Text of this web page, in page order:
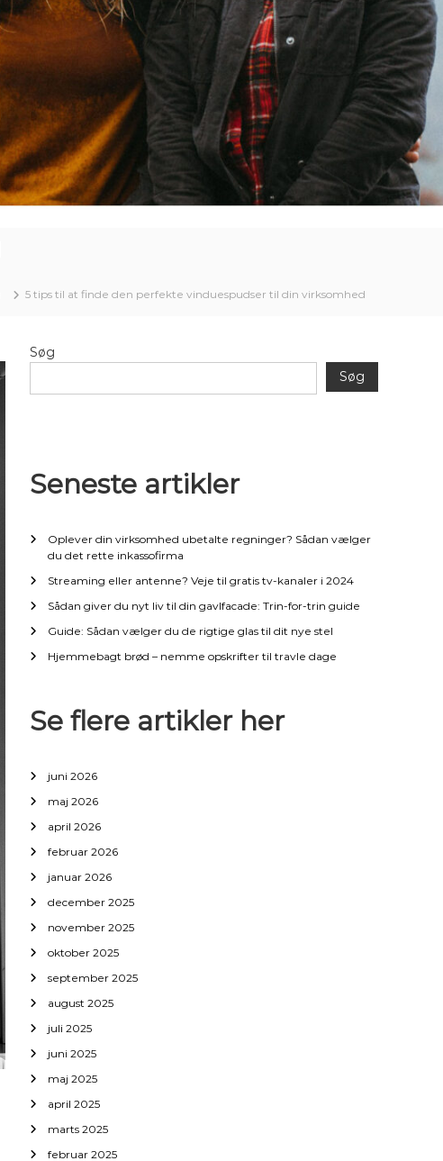
5 tips til at finde den perfekte vinduespudser til din virksomhed
Søg
Søg
Seneste artikler
Oplever din virksomhed ubetalte regninger? Sådan vælger
du det rette inkassofirma
Streaming eller antenne? Veje til gratis tv-kanaler i 2024
Sådan giver du nyt liv til din gavlfacade: Trin-for-trin guide
Guide: Sådan vælger du de rigtige glas til dit nye stel
Hjemmebagt brød – nemme opskrifter til travle dage
Se flere artikler her
juni 2026
maj 2026
april 2026
februar 2026
januar 2026
december 2025
november 2025
oktober 2025
september 2025
august 2025
juli 2025
juni 2025
maj 2025
april 2025
marts 2025
februar 2025